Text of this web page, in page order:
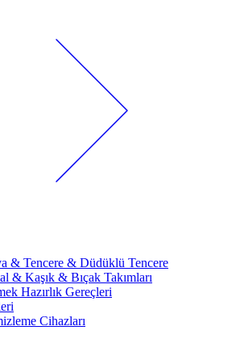
& Tencere & Düdüklü Tencere
& Kaşık & Bıçak Takımları
Hazırlık Gereçleri
Cihazları